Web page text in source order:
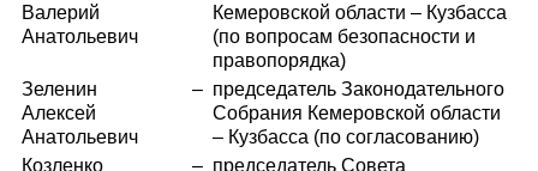
Валерий
Анатольевич
Кемеровской области – Кузбасса
(по вопросам безопасности и
правопорядка)
Зеленин
Алексей
Анатольевич
– председатель Законодательного
Собрания Кемеровской области
– Кузбасса (по согласованию)
Козленко
– председатель Совета